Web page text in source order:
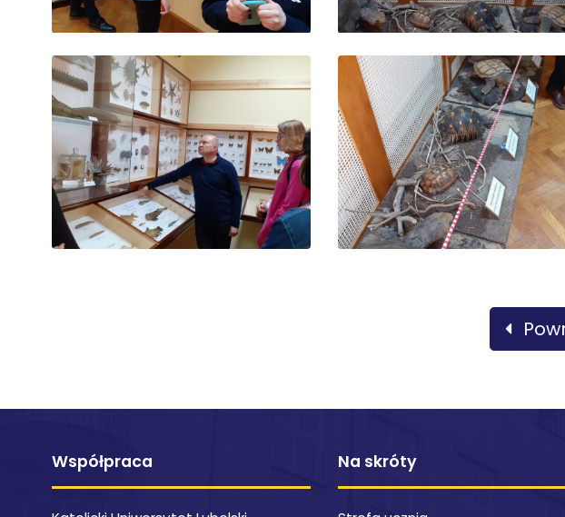
Współpraca Na skróty